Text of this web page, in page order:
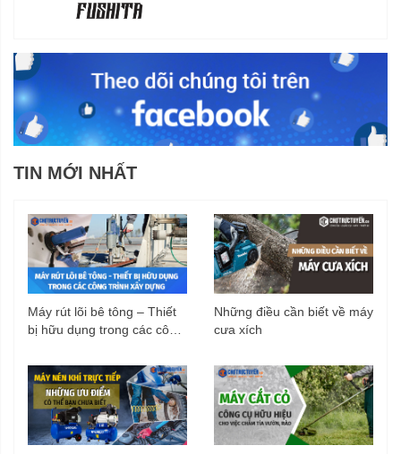
TIN MỚI NHẤT
Máy rút lõi bê tông – Thiết
bị hữu dụng trong các công
Những điều cần biết về máy
cưa xích